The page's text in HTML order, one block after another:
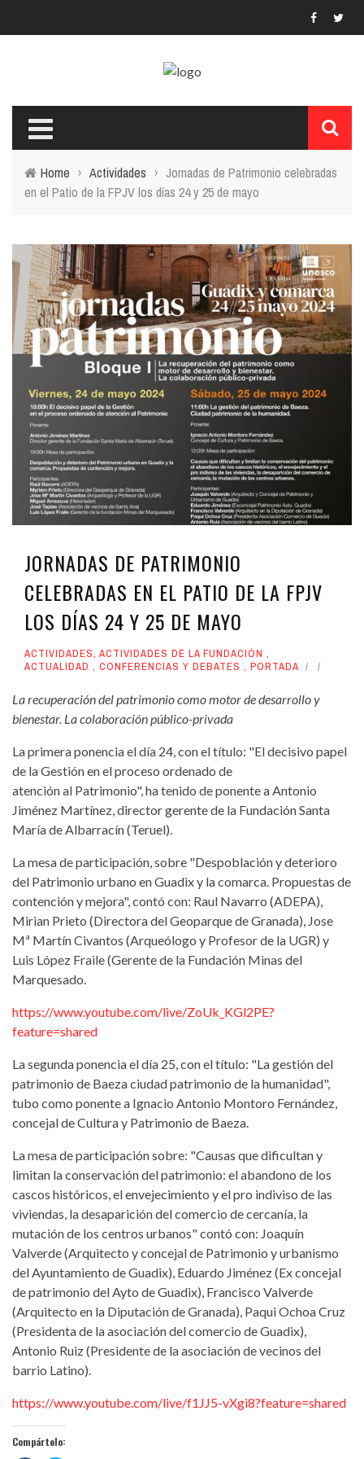
Home › Actividades › Jornadas de Patrimonio celebradas
en el Patio de la FPJV los días 24 y 25 de mayo
JORNADAS DE PATRIMONIO
CELEBRADAS EN EL PATIO DE LA FPJV
LOS DÍAS 24 Y 25 DE MAYO
ACTIVIDADES, ACTIVIDADES DE LA FUNDACIÓN ,
ACTUALIDAD , CONFERENCIAS Y DEBATES , PORTADA
La recuperación del patrimonio como motor de desarrollo y
bienestar. La colaboración público-privada
La primera ponencia el día 24, con el título: "El decisivo papel
de la Gestión en el proceso ordenado de
atención al Patrimonio", ha tenido de ponente a Antonio
Jiménez Martínez, director gerente de la Fundación Santa
María de Albarracín (Teruel).
La mesa de participación, sobre "Despoblación y deterioro
del Patrimonio urbano en Guadix y la comarca. Propuestas de
contención y mejora", contó con: Raul Navarro (ADEPA),
Mirian Prieto (Directora del Geoparque de Granada), Jose
Mª Martín Civantos (Arqueólogo y Profesor de la UGR) y
Luis López Fraile (Gerente de la Fundación Minas del
Marquesado.
https://www.youtube.com/live/ZoUk_KGl2PE?
feature=shared
La segunda ponencia el día 25, con el título: "La gestión del
patrimonio de Baeza ciudad patrimonio de la humanidad",
tubo como ponente a Ignacio Antonio Montoro Fernández,
concejal de Cultura y Patrimonio de Baeza.
La mesa de participación sobre: "Causas que dificultan y
limitan la conservación del patrimonio: el abandono de los
cascos históricos, el envejecimiento y el pro indiviso de las
viviendas, la desaparición del comercio de cercanía, la
mutación de los centros urbanos" contó con: Joaquín
Valverde (Arquitecto y concejal de Patrimonio y urbanismo
del Ayuntamiento de Guadix), Eduardo Jiménez (Ex concejal
de patrimonio del Ayto de Guadix), Francisco Valverde
(Arquitecto en la Diputación de Granada), Paqui Ochoa Cruz
(Presidenta de la asociación del comercio de Guadix),
Antonio Ruiz (Presidente de la asociación de vecinos del
barrio Latino).
https://www.youtube.com/live/f1JJ5-vXgi8?feature=shared
Compártelo: